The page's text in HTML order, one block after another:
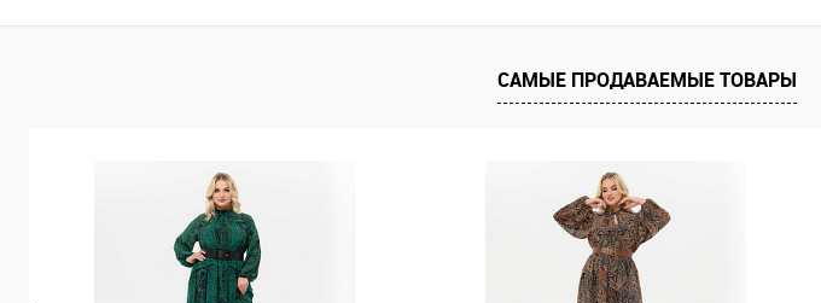
В избранное
В наличии
В избранное
В наличии
САМЫЕ ПРОДАВАЕМЫЕ ТОВАРЫ